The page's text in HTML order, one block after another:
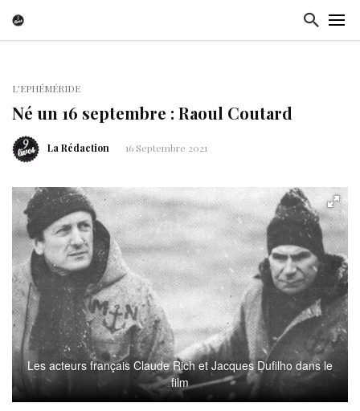
L'EPHÉMÉRIDE
Né un 16 septembre : Raoul Coutard
La Rédaction 16 Septembre 2021
Les acteurs français Claude Rich et Jacques Dufilho dans le
film